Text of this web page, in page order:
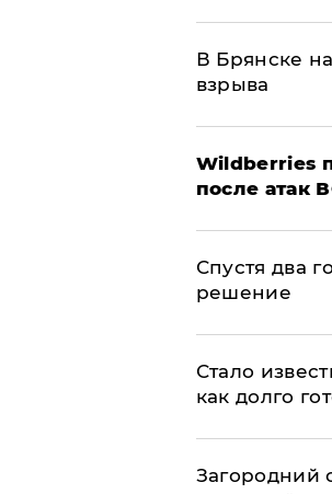
В Брянске
взрыва
​Wildberries
после атак
Спустя два
решение
Стало
как долго
Загородний